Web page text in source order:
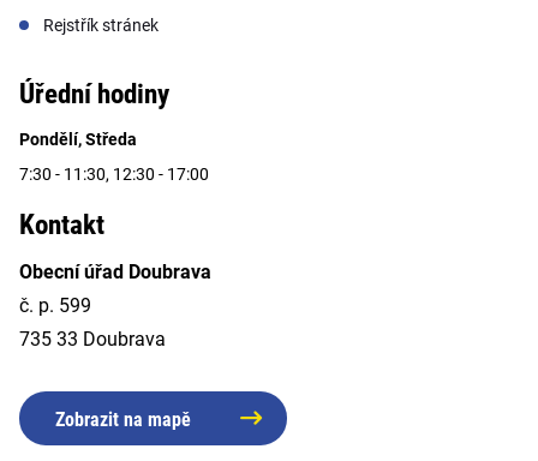
Rejstřík stránek
Úřední hodiny
Pondělí, Středa
7:30 - 11:30, 12:30 - 17:00
Kontakt
Obecní úřad Doubrava
č. p. 599
735 33 Doubrava
Zobrazit na mapě